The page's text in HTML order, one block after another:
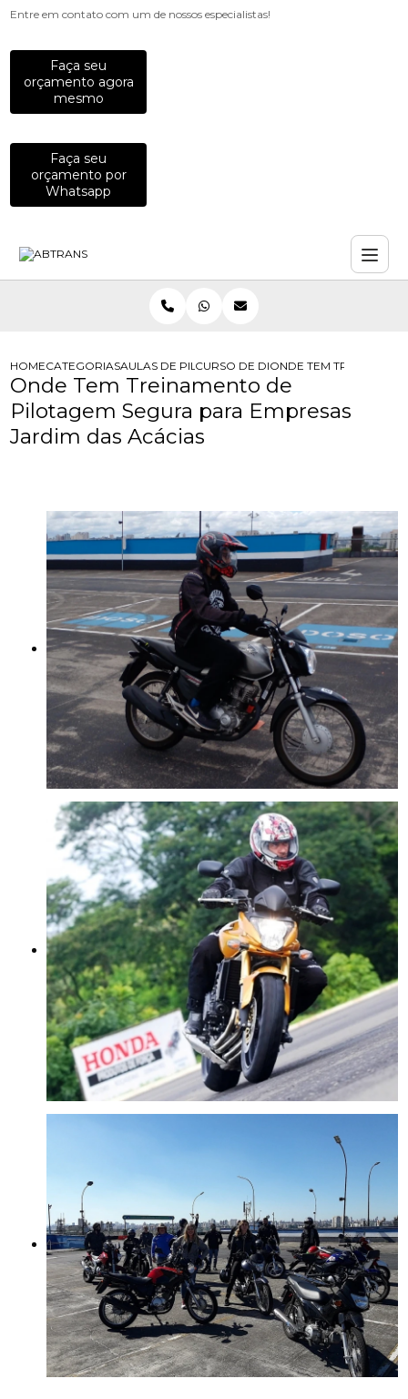
Entre em contato com um de nossos especialistas!
Faça seu
orçamento agora
mesmo
Faça seu
orçamento por
Whatsapp
HOMECATEGORIASAULAS DE PILOTAGEM PARA EMPRESAS
CURSO DE DIRECAO DE MOTO PARA
ONDE TEM
Onde Tem Treinamento de
Pilotagem Segura para Empresas
Jardim das Acácias